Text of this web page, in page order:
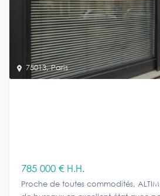
75013,Paris
785 000 € H.H.
Proche de toutes commodités,